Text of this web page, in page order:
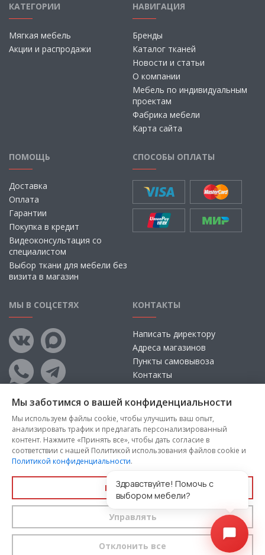
КАТЕГОРИИ
Мягкая мебель
Акции и распродажи
НАВИГАЦИЯ
Бренды
Каталог тканей
Новости и статьи
О компании
Мебель по индивидуальным
проектам
Фабрика мебели
Карта сайта
ПОМОЩЬ
Доставка
Оплата
Гарантии
Покупка в кредит
Видеоконсультация со
специалистом
Выбор ткани для мебели без
визита в магазин
СПОСОБЫ ОПЛАТЫ
МЫ В СОЦСЕТЯХ КОНТАКТЫ
Написать директору
Адреса магазинов
Пункты самовывоза
Контакты
Copyright © 2026, ООО «100 Диванов» — Все права защищены
Администрация Сайта не несет ответственности за
размещаемые Пользователями материалы, их содержание,
качество.
политики конфиденциальностии
пользовательского соглашениякаждый раз, когда оставляете
свои данные в любой форме обратной связи на сайте
Мы заботимся о вашей конфиденциальности
Мы используем файлы cookie, чтобы улучшить ваш опыт,
анализировать трафик и предлагать персонализированный
контент. Нажмите «Принять все», чтобы дать согласие в
соответствии с нашей Политикой использования файлов cookie и
Политикой конфиденциальности.
Принять все
Управлять
Отклонить все
Здравствуйте! Помочь с
выбором мебели?